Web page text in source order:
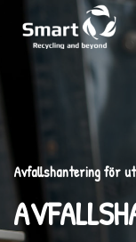
Avfallshantering för